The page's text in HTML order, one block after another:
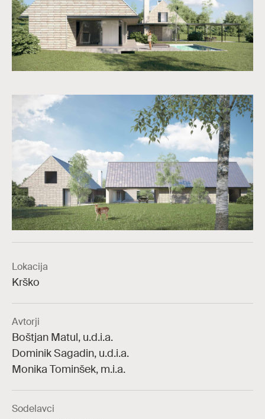
Lokacija
Krško
Avtorji
Boštjan Matul, u.d.i.a.
Dominik Sagadin, u.d.i.a.
Monika Tominšek, m.i.a.
Sodelavci